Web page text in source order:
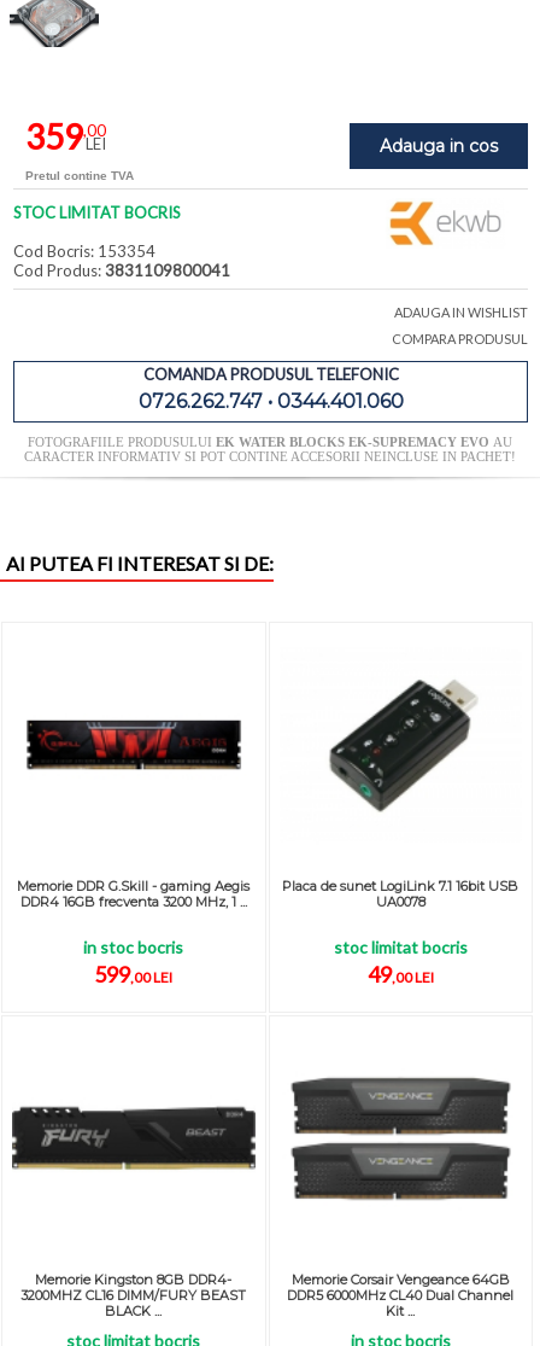
Adauga in cos
359,00
LEI
Pretul contine TVA
STOC LIMITAT BOCRIS
Cod Bocris: 153354
Cod Produs:3831109800041
ADAUGA IN WISHLIST
COMPARA PRODUSUL
COMANDA PRODUSUL TELEFONIC
0726.262.747 • 0344.401.060
FOTOGRAFIILE PRODUSULUI EK WATER BLOCKS EK-SUPREMACY EVO AU
CARACTER INFORMATIV SI POT CONTINE ACCESORII NEINCLUSE IN PACHET!
AI PUTEA FI INTERESAT SI DE:
Memorie DDR G.Skill - gaming Aegis
DDR4 16GB frecventa 3200 MHz, 1 ...
in stoc bocris
599,00 LEI
Placa de sunet LogiLink 7.1 16bit USB
UA0078
stoc limitat bocris
49,00 LEI
Memorie Kingston 8GB DDR4-
3200MHZ CL16 DIMM/FURY BEAST
BLACK ...
stoc limitat bocris
Memorie Corsair Vengeance 64GB
DDR5 6000MHz CL40 Dual Channel
Kit ...
in stoc bocris